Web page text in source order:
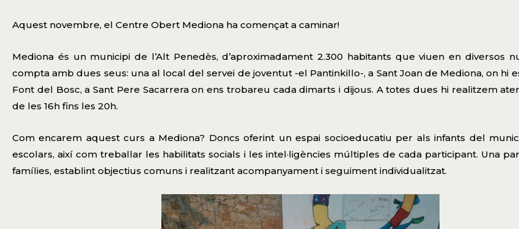
Aquest novembre, el Centre Obert Mediona ha començat a caminar!
Mediona és un municipi de l’Alt Penedès, d’aproximadament 2.300 habitants que viuen en
compta amb dues seus: una al local del servei de joventut -el Pantinkillo-, a Sant Joan de Mediona, on hi
Font del Bosc, a Sant Pere Sacarrera on ens trobareu cada dimarts i dijous. A totes dues hi realitzem
de les 16h fins les 20h.
Com encarem aquest curs a Mediona? Doncs oferint un espai socioeducatiu per als infants del
escolars, així com treballar les habilitats socials i les intel·ligències múltiples de cada participant. Una
famílies, establint objectius comuns i realitzant acompanyament i seguiment individualitzat.